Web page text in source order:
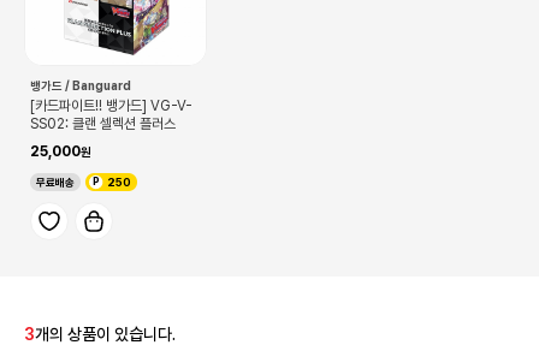
뱅가드 / Banguard
[카드파이트!! 뱅가드] VG-V-
SS02: 클랜 셀렉션 플러스
25,000
무료배송 250
3개의 상품이 있습니다.